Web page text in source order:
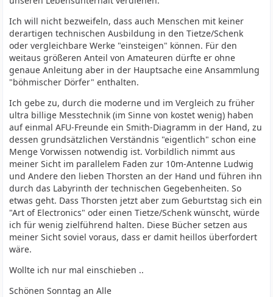
Ich will nicht bezweifeln, dass auch Menschen mit keiner
derartigen technischen Ausbildung in den Tietze/Schenk
oder vergleichbare Werke "einsteigen" können. Für den
weitaus größeren Anteil von Amateuren dürfte er ohne
genaue Anleitung aber in der Hauptsache eine Ansammlung
"böhmischer Dörfer" enthalten.
Ich gebe zu, durch die moderne und im Vergleich zu früher
ultra billige Messtechnik (im Sinne von kostet wenig) haben
auf einmal AFU-Freunde ein Smith-Diagramm in der Hand, zu
dessen grundsätzlichen Verständnis "eigentlich" schon eine
Menge Vorwissen notwendig ist. Vorbildlich nimmt aus
meiner Sicht im parallelem Faden zur 10m-Antenne Ludwig
und Andere den lieben Thorsten an der Hand und führen ihn
durch das Labyrinth der technischen Gegebenheiten. So
etwas geht. Dass Thorsten jetzt aber zum Geburtstag sich ein
"Art of Electronics" oder einen Tietze/Schenk wünscht, würde
ich für wenig zielführend halten. Diese Bücher setzen aus
meiner Sicht soviel voraus, dass er damit heillos überfordert
wäre.
Wollte ich nur mal einschieben ..
Schönen Sonntag an Alle